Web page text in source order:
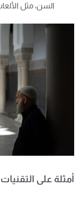
السن، مثل
أمثلة على